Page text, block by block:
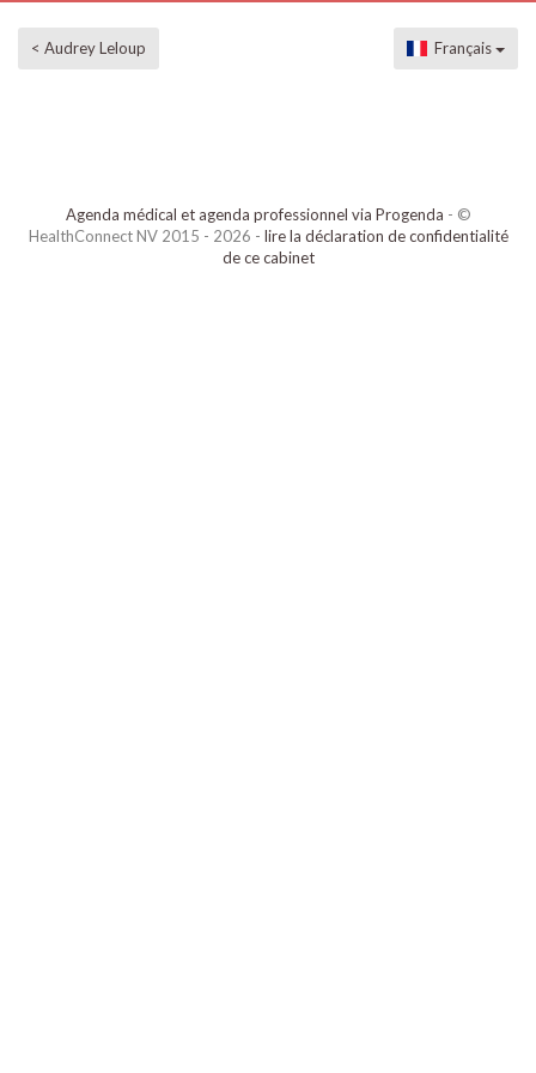
< Audrey Leloup Français
Agenda médical et agenda professionnel via Progenda - ©
HealthConnect NV 2015 - 2026 - lire la déclaration de confidentialité
de ce cabinet